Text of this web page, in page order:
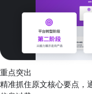
重点突出
精准抓住原文核心要点，